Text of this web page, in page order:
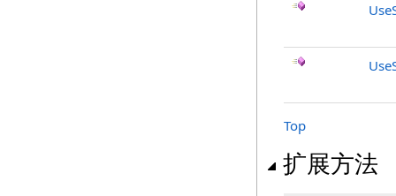
Top
扩展方法